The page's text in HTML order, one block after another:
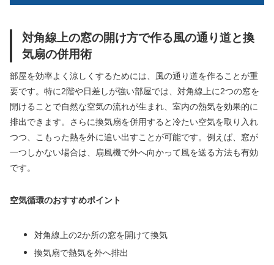
対角線上の窓の開け方で作る風の通り道と換
気扇の併用術
部屋を効率よく涼しくするためには、風の通り道を作ることが重
要です。特に2階や日差しが強い部屋では、対角線上に2つの窓を
開けることで自然な空気の流れが生まれ、室内の熱気を効果的に
排出できます。さらに換気扇を併用すると冷たい空気を取り入れ
つつ、こもった熱を外に追い出すことが可能です。例えば、窓が
一つしかない場合は、扇風機で外へ向かって風を送る方法も有効
です。
空気循環のおすすめポイント
対角線上の2か所の窓を開けて換気
換気扇で熱気を外へ排出